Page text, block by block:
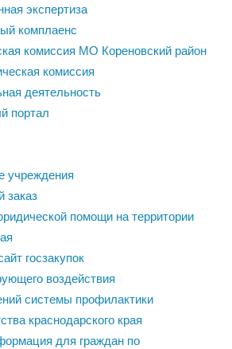
экспертиза
комплаенс
комиссия МО Кореновский район
комиссия
деятельность
портал
учреждения
заказ
помощи на территории
госзакупок
воздействия
системы профилактики
краснодарского края
для граждан по